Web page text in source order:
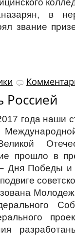
в
звание
Россией
года наши
прошло в
Дня Победы и